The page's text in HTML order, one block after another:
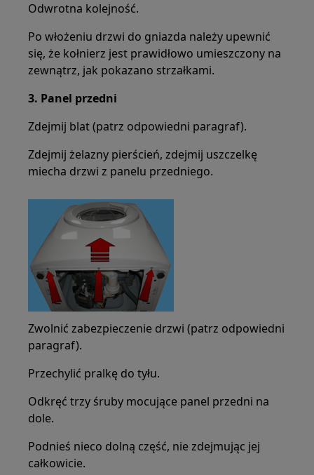
Odwrotna kolejność.
Po włożeniu drzwi do gniazda należy upewnić
się, że kołnierz jest prawidłowo umieszczony na
zewnątrz, jak pokazano strzałkami.
3. Panel przedni
Zdejmij blat (patrz odpowiedni paragraf).
Zdejmij żelazny pierścień, zdejmij uszczelkę
miecha drzwi z panelu przedniego.
Zwolnić zabezpieczenie drzwi (patrz odpowiedni
paragraf).
Przechylić pralkę do tyłu.
Odkręć trzy śruby mocujące panel przedni na
dole.
Podnieś nieco dolną część, nie zdejmując jej
całkowicie.